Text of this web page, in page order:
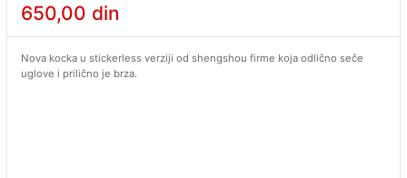
650,00 din
Nova kocka u stickerless verziji od shengshou firme koja odlično seče
uglove i prilično je brza.